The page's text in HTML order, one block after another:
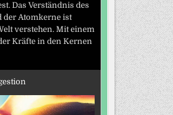
Das Verständnis des
der Atomkerne ist
verstehen. Mit einem
Kräfte in den Kernen